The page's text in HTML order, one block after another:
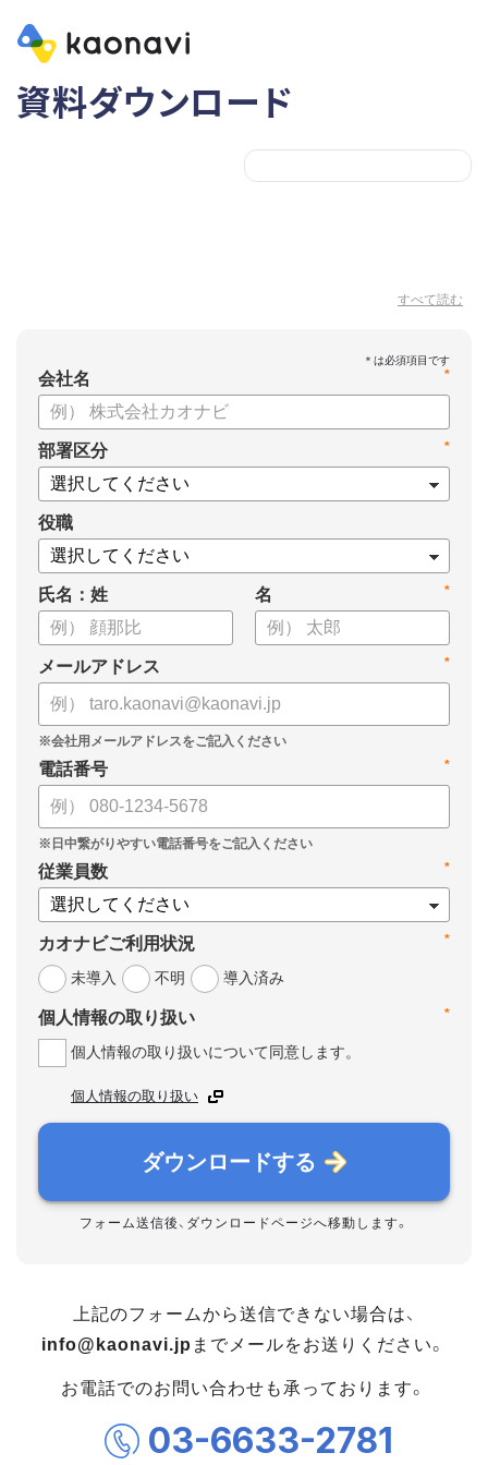
資料ダウンロード
すべて読む
*
会社名
*
部署区分
役職
氏名：姓 *
名
*
メールアドレス
*
電話番号
*
従業員数
*
カオナビご利用状況
未導入
不明 導入済み
*
個人情報の取り扱い
個人情報の取り扱いについて同意します。
個人情報の取り扱い
ダウンロードする
フォーム送信後、ダウンロードページへ移動します。
上記のフォームから送信できない場合は、
info@kaonavi.jp までメールをお送りください。
お電話でのお問い合わせも承っております。
03-6633-2781